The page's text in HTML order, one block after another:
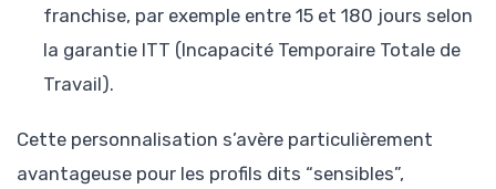
franchise, par exemple entre 15 et 180 jours selon
la garantie ITT (Incapacité Temporaire Totale de
Travail).
Cette personnalisation s’avère particulièrement
avantageuse pour les profils dits “sensibles”,